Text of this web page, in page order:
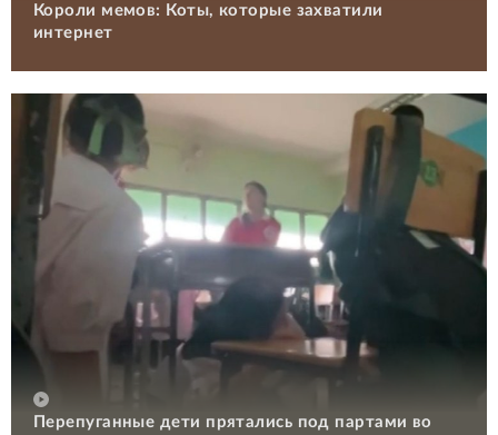
Короли мемов: Коты, которые захватили
интернет
Перепуганные дети прятались под партами во